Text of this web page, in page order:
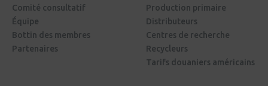
Comité consultatif
Équipe
Bottin des membres
Partenaires
Production primaire
Distributeurs
Centres de recherche
Recycleurs
Tarifs douaniers américains